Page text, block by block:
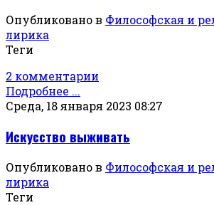
Опубликовано в Философская и
лирика
Теги
2 комментарии
Подробнее ...
Среда, 18 января 2023 08:27
Искусство выживать
Опубликовано в Философская и
лирика
Теги